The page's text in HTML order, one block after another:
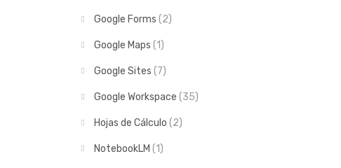
Google Forms (2)
Google Maps (1)
Google Sites (7)
Google Workspace (35)
Hojas de Cálculo (2)
NotebookLM (1)